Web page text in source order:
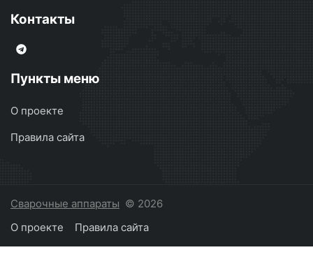
Контакты
Пункты меню
О проекте
Правила сайта
Сварочные аппараты © 2026
О проекте
Правила сайта